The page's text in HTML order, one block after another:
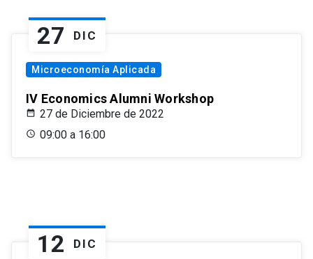
27 DIC
Microeconomía Aplicada
IV Economics Alumni Workshop
27 de Diciembre de 2022
09:00 a 16:00
12 DIC